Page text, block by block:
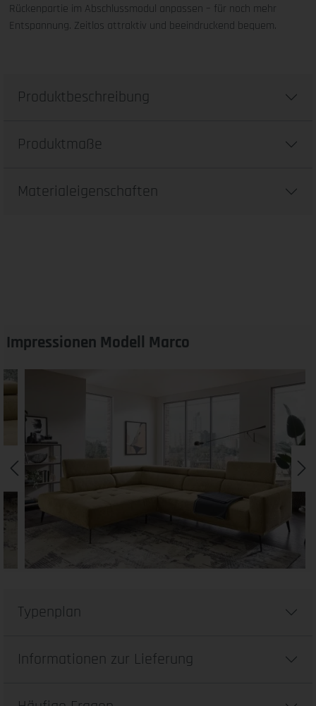
Rückenpartie im Abschlussmodul anpassen – für noch mehr
Entspannung. Zeitlos attraktiv und beeindruckend bequem.
Produktbeschreibung
Produktmaße
Materialeigenschaften
Impressionen Modell Marco
Typenplan
Informationen zur Lieferung